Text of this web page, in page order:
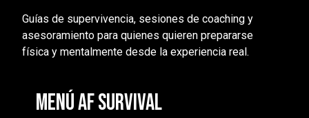
Guías de supervivencia, sesiones de coaching y
asesoramiento para quienes quieren prepararse
física y mentalmente desde la experiencia real.
MENÚ AF SURVIVAL